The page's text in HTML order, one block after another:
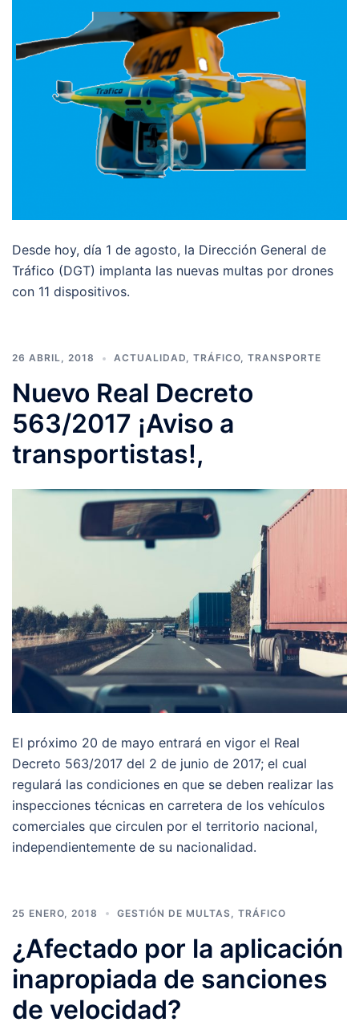
Desde hoy, día 1 de agosto, la Dirección General de
Tráfico (DGT) implanta las nuevas multas por drones
con 11 dispositivos.
26 ABRIL, 2018 ACTUALIDAD TRÁFICO TRANSPORTE
Nuevo Real Decreto
563/2017 ¡Aviso a
transportistas!,
El próximo 20 de mayo entrará en vigor el Real
Decreto 563/2017 del 2 de junio de 2017; el cual
regulará las condiciones en que se deben realizar las
inspecciones técnicas en carretera de los vehículos
comerciales que circulen por el territorio nacional,
independientemente de su nacionalidad.
25 ENERO, 2018 GESTIÓN DE MULTAS TRÁFICO
¿Afectado por la aplicación
inapropiada de sanciones
de velocidad?